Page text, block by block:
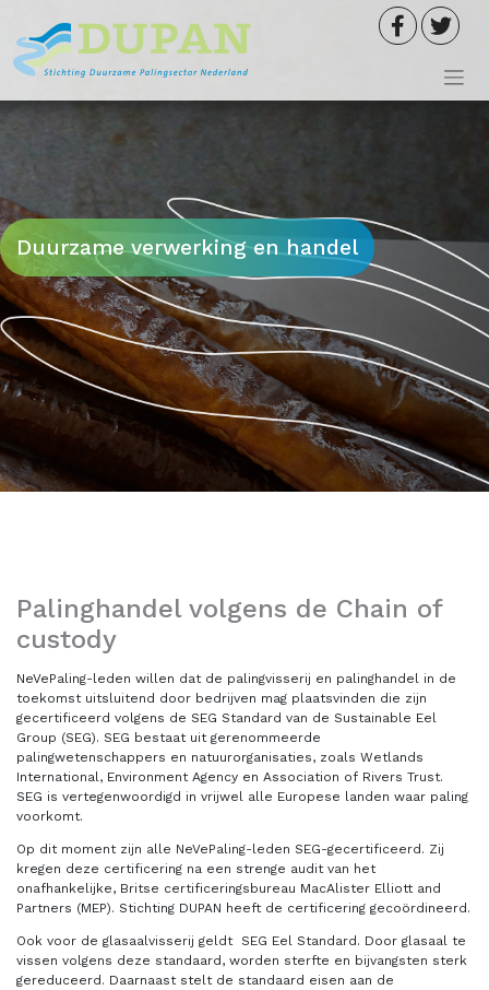
inhoud
Duurzame verwerking en handel
Palinghandel volgens de Chain of
custody
NeVePaling-leden willen dat de palingvisserij en palinghandel in de
toekomst uitsluitend door bedrijven mag plaatsvinden die zijn
gecertificeerd volgens de SEG Standard van de Sustainable Eel
Group (SEG). SEG bestaat uit gerenommeerde
palingwetenschappers en natuurorganisaties, zoals Wetlands
International, Environment Agency en Association of Rivers Trust.
SEG is vertegenwoordigd in vrijwel alle Europese landen waar paling
voorkomt.
Op dit moment zijn alle NeVePaling-leden SEG-gecertificeerd. Zij
kregen deze certificering na een strenge audit van het
onafhankelijke, Britse certificeringsbureau MacAlister Elliott and
Partners (MEP). Stichting DUPAN heeft de certificering gecoördineerd.
Ook voor de glasaalvisserij geldt SEG Eel Standard. Door glasaal te
vissen volgens deze standaard, worden sterfte en bijvangsten sterk
gereduceerd. Daarnaast stelt de standaard eisen aan de